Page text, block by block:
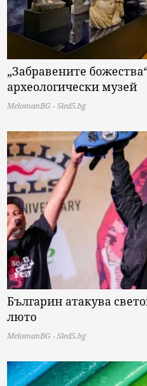
„Забравените
археологически музей
MelomanBG - Sled5.bg
Българин атакува
люто
MelomanBG - Sled5.bg